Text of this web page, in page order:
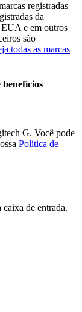
registradas
da
e em outros
são
todas as marcas
benefícios
G. Você pode
Política de
de entrada.